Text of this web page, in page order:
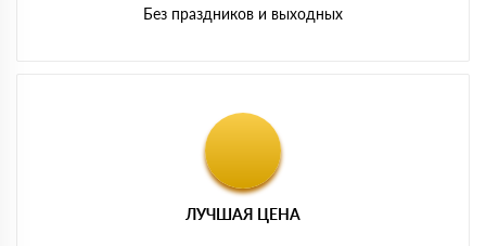
Без праздников и выходных
ЛУЧШАЯ ЦЕНА